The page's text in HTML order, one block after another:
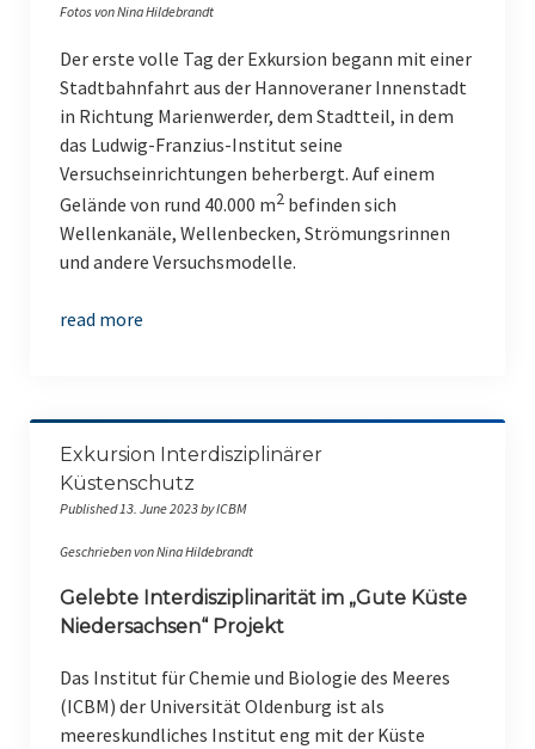
Fotos von Nina Hildebrandt
Der erste volle Tag der Exkursion begann mit einer
Stadtbahnfahrt aus der Hannoveraner Innenstadt
in Richtung Marienwerder, dem Stadtteil, in dem
das Ludwig-Franzius-Institut seine
Versuchseinrichtungen beherbergt. Auf einem
Gelände von rund 40.000 m2befinden sich
Wellenkanäle, Wellenbecken, Strömungsrinnen
und andere Versuchsmodelle.
read more
Exkursion Interdisziplinärer
Küstenschutz
Published 13. June 2023 by ICBM
Geschrieben von Nina Hildebrandt
Gelebte Interdisziplinarität im „Gute Küste
Niedersachsen“ Projekt
Das Institut für Chemie und Biologie des Meeres
(ICBM) der Universität Oldenburg ist als
meereskundliches Institut eng mit der Küste